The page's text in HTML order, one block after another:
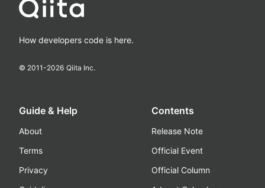
How developers code is here.
© 2011-2026 Qiita Inc.
Guide & Help
About
Terms
Privacy
Contents
Release Note
Official Event
Official Column